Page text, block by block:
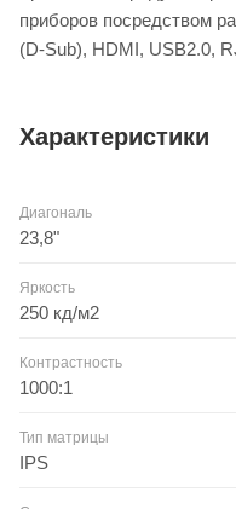
приборов посредством
(D-Sub), HDMI, USB2.0,
Характеристики
Диагональ
23,8"
Яркость
250 кд/м2
Контрастность
1000:1
Тип матрицы
IPS